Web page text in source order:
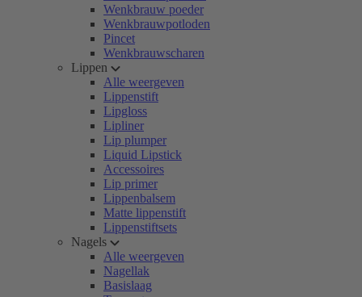
Wenkbrauw poeder
Wenkbrauwpotloden
Pincet
Wenkbrauwscharen
Lippen
Alle weergeven
Lippenstift
Lipgloss
Lipliner
Lip plumper
Liquid Lipstick
Accessoires
Lip primer
Lippenbalsem
Matte lippenstift
Lippenstiftsets
Nagels
Alle weergeven
Nagellak
Basislaag